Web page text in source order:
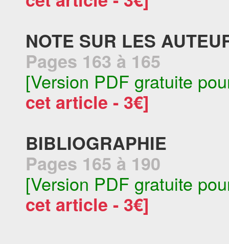
NOTE SUR LES
Pages 163 à 165
[Version PDF gratuite
cet article - 3€]
BIBLIOGRAPHIE
Pages 165 à 190
[Version PDF gratuite
cet article - 3€]